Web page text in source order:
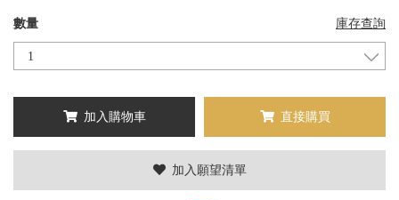
數量 庫存查詢
加入購物車 直接購買
加入願望清單